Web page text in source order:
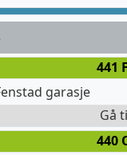
441
garasje
Gå
440